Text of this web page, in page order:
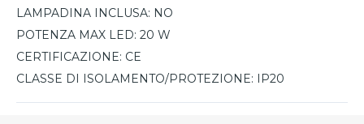
LAMPADINA INCLUSA: NO
POTENZA MAX LED: 20 W
CERTIFICAZIONE: CE
CLASSE DI ISOLAMENTO/PROTEZIONE: IP20